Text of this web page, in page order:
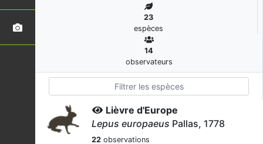
23
espèces
14
observateurs
Lièvre d'Europe
Lepus europaeus Pallas, 1778
22 observations